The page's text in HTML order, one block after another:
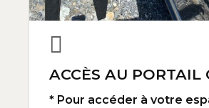
ACCÈS AU PORTAIL
* Pour accéder à votre